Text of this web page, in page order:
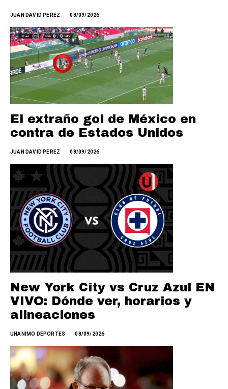
JUAN DAVID PEREZ 08/09/2026
El extraño gol de México en
contra de Estados Unidos
JUAN DAVID PEREZ 08/09/2026
New York City vs Cruz Azul EN
VIVO: Dónde ver, horarios y
alineaciones
UNANIMO DEPORTES 08/09/2026